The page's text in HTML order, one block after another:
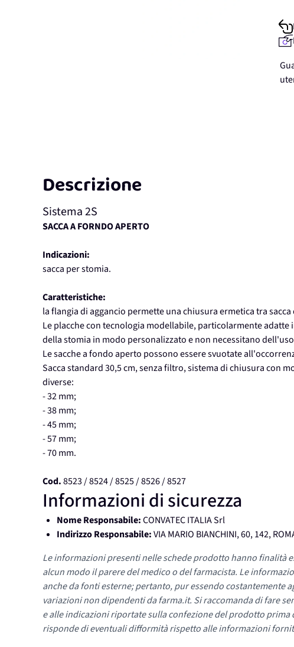
Descrizione
Sistema 2S
SACCA A FORNDO APERTO
Indicazioni:
sacca per stomia.
Caratteristiche:
la flangia di aggancio permette una chiusura ermetica tra
Le placche con tecnologia modellabile, particolarmente
della stomia in modo personalizzato e non necessitano
Le sacche a fondo aperto possono essere svuotate
Sacca standard 30,5 cm, senza filtro, sistema di chiusura con
diverse:
- 32 mm;
- 38 mm;
- 45 mm;
- 57 mm;
- 70 mm.
Cod.8523 / 8524 / 8525 / 8526 / 8527
Informazioni di sicurezza
Nome Responsabile:CONVATEC ITALIA Srl
Indirizzo Responsabile:VIA MARIO BIANCHINI, 60, 142,
Le informazioni presenti nelle schede prodotto hanno finalità
alcun modo il parere del medico o del farmacista. Le
anche da fonti esterne; pertanto, pur essendo costantemente
variazioni non dipendenti da farma.it. Si raccomanda di fare
e alle indicazioni riportate sulla confezione del prodotto prima
risponde di eventuali difformità rispetto alle informazioni